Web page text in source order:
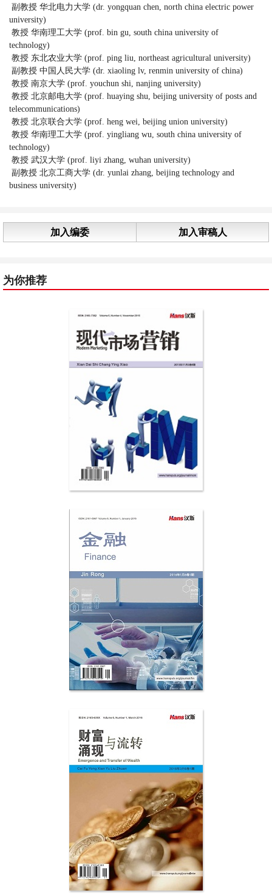
副教授 华北电力大学 (dr. yongquan chen, north china electric power
university)
教授 华南理工大学 (prof. bin gu, south china university of
technology)
教授 东北农业大学 (prof. ping liu, northeast agricultural university)
副教授 中国人民大学 (dr. xiaoling lv, renmin university of china)
教授 南京大学 (prof. youchun shi, nanjing university)
教授 北京邮电大学 (prof. huaying shu, beijing university of posts and
telecommunications)
教授 北京联合大学 (prof. heng wei, beijing union university)
教授 华南理工大学 (prof. yingliang wu, south china university of
technology)
教授 武汉大学 (prof. liyi zhang, wuhan university)
副教授 北京工商大学 (dr. yunlai zhang, beijing technology and
business university)
加入编委 加入审稿人
为你推荐